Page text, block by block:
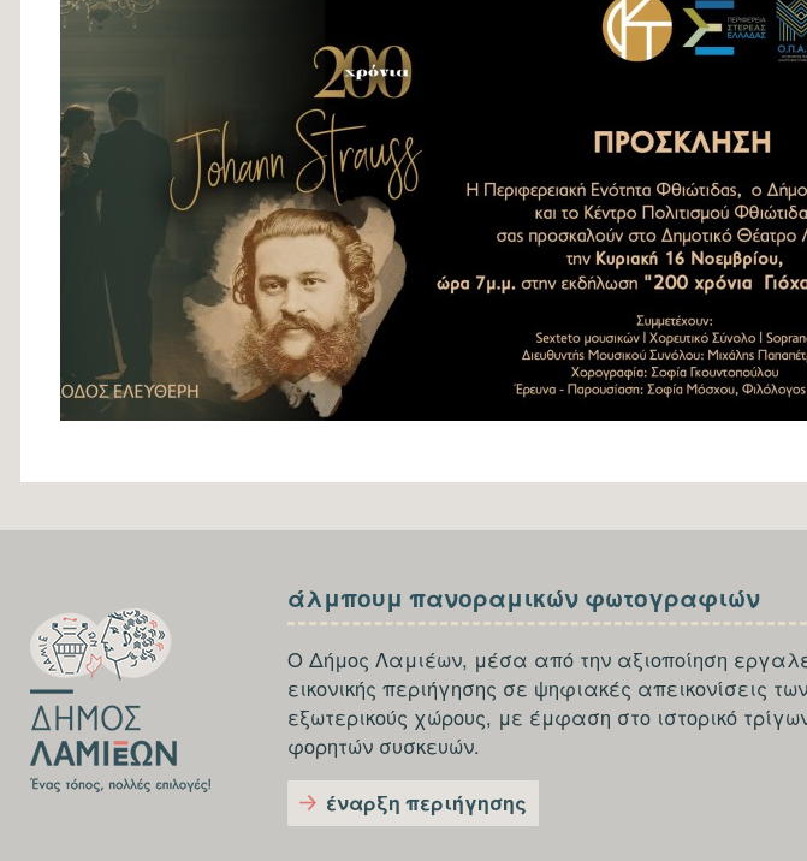
FOOTER-
FIRST
SECTION
FOOTER-
άλμπουμ πανοραμικών φωτογραφιών
Ο Δήμος Λαμιέων, μέσα από την αξιοποίηση
εικονικής περιήγησης σε ψηφιακές απεικονίσεις
εξωτερικούς χώρους, με έμφαση στο ιστορικό
φορητών συσκευών.
έναρξη περιήγησης